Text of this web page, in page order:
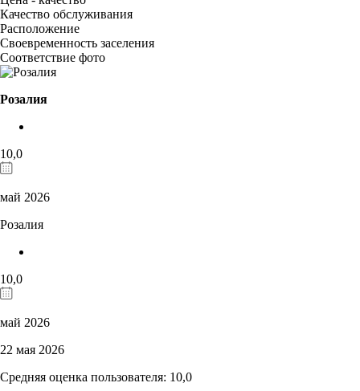
Качество обслуживания
Расположение
Своевременность заселения
Соответствие фото
Розалия
10,0
май 2026
Розалия
10,0
май 2026
22 мая 2026
Средняя оценка пользователя: 10,0